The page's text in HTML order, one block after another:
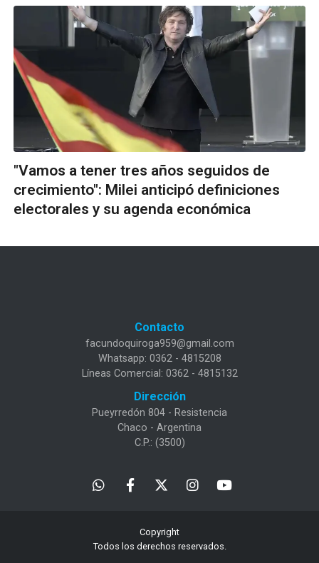
"Vamos a tener tres años seguidos de
crecimiento": Milei anticipó definiciones
electorales y su agenda económica
Contacto
facundoquiroga959@gmail.com
Whatsapp: 0362 - 4815208
Líneas Comercial: 0362 - 4815132
Dirección
Pueyrredón 804 - Resistencia
Chaco - Argentina
C.P.: (3500)
Copyright
Todos los derechos reservados.